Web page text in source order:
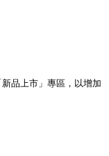
新品上市 」專區，以增加